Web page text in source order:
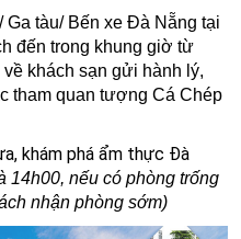
Ga tàu/ Bến xe Đà Nẵng tại
đến trong khung giờ từ
về khách sạn gửi hành lý,
tham quan tượng Cá Chép
khám phá ẩm thực Đà
14h00, nếu có phòng trống
nhận phòng sớm)